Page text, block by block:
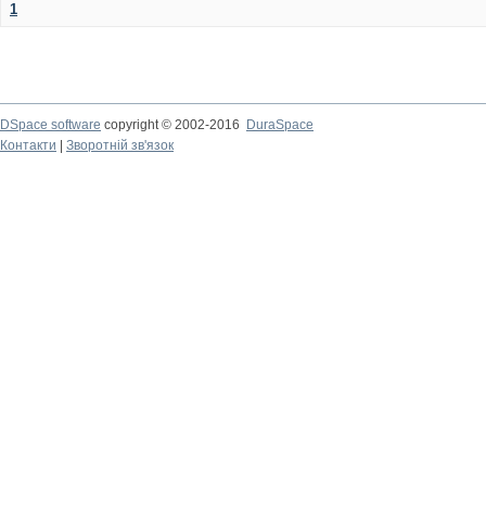
1
DSpace software copyright © 2002-2016
DuraSpace
Контакти
Зворотній зв'язок